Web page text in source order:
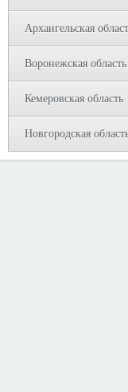
Архангельская
Воронежская область
Кемеровская область
Новгородская